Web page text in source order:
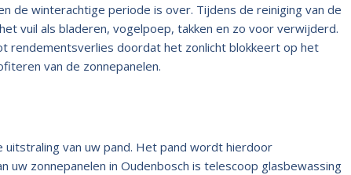
de winterachtige periode is over. Tijdens de reiniging van de
vuil als bladeren, vogelpoep, takken en zo voor verwijderd.
rendementsverlies doordat het zonlicht blokkeert op het
van de zonnepanelen.
uitstraling van uw pand. Het pand wordt hierdoor
uw zonnepanelen in Oudenbosch is telescoop glasbewassing